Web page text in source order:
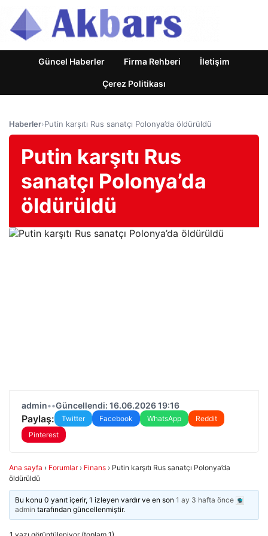
Güncel Haberler Firma Rehberi İletişim
Çerez Politikası
Haberler›Putin karşıtı Rus sanatçı Polonya’da öldürüldü
Putin karşıtı Rus
sanatçı Polonya’da
öldürüldü
admin••Güncellendi: 16.06.2026 19:16
Paylaş: Twitter Facebook WhatsApp
Reddit
Pinterest
Ana sayfa › Forumlar › Finans › Putin karşıtı Rus sanatçı Polonya’da
öldürüldü
Bu konu 0 yanıt içerir, 1 izleyen vardır ve en son1 ay 3 hafta önce
admin tarafından güncellenmiştir.